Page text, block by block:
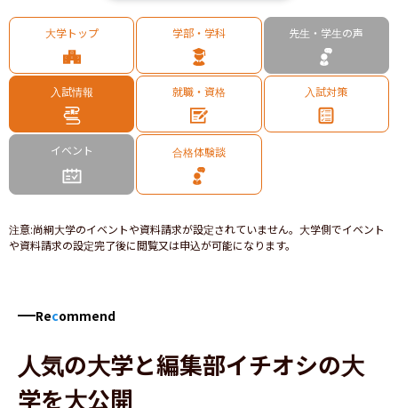
大学トップ 学部・学科 先生・学生の声
入試情報 就職・資格 入試対策
イベント 合格体験談
注意:尚絅大学のイベントや資料請求が設定されていません。大学側でイベント
や資料請求の設定完了後に閲覧又は申込が可能になります。
Recommend
人気の大学と編集部イチオシの大
学を大公開